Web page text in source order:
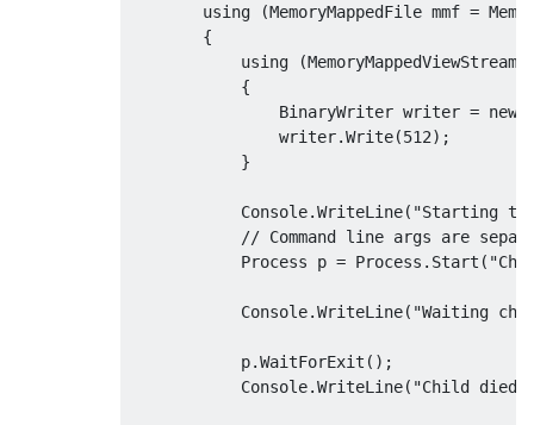
        using
(MemoryMappedFile mmf =
{
            using
(MemoryMappedViewStream
{
BinaryWriter writer = new
                writer
.Write(512);
}
Console.WriteLine( "Starting
// Command line args are
Process p = Process . Start (
Console.WriteLine( "Waiting
            p
.WaitForExit ();
Console.WriteLine( "Child died"